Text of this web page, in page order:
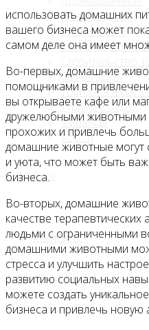
производство
Развлечения
Сельское
Сфера услуг
Торговля и
Туризм и отдых
Финансы
Хобби
Блог
Контакты
использовать домашних
вашего бизнеса может
самом деле она имеет
Во-первых, домашние
помощниками в
вы открываете кафе или
дружелюбными животными
прохожих и привлечь
домашние животные могут
и уюта, что может быть
бизнеса.
Во-вторых, домашние
качестве терапевтических
людьми с ограниченными
домашними животными
стресса и улучшить
развитию социальных
можете создать
бизнеса и привлечь новую